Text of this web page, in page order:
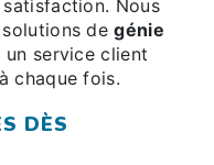
Nous
solutions degénie
service client
chaque fois.
DÈS